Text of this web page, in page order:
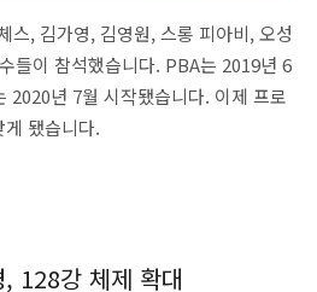
스, 김가영, 김영원, 스롱 피아비, 오성
들이 참석했습니다. PBA는 2019년 6
2020년 7월 시작됐습니다. 이제 프로
됐습니다.
128강 체제 확대